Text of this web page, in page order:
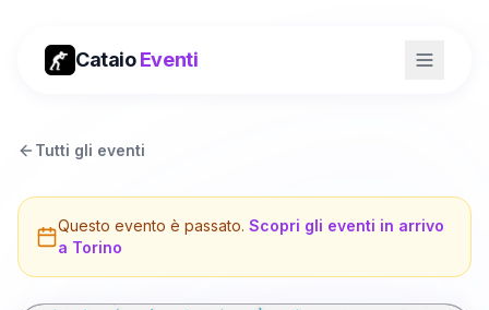
CataioEventi
Tutti gli eventi
Questo evento è passato. Scopri gli eventi in arrivo
a Torino